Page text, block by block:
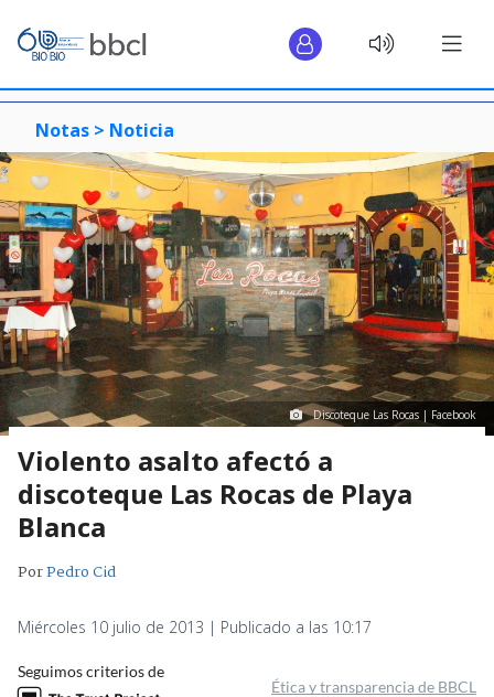
Notas > Noticia
Discoteque Las Rocas | Facebook
Violento asalto afectó a
discoteque Las Rocas de Playa
Blanca
PorPedro Cid
Miércoles 10 julio de 2013 | Publicado a las 10:17
Seguimos criterios de
Ética y transparencia de BBCL